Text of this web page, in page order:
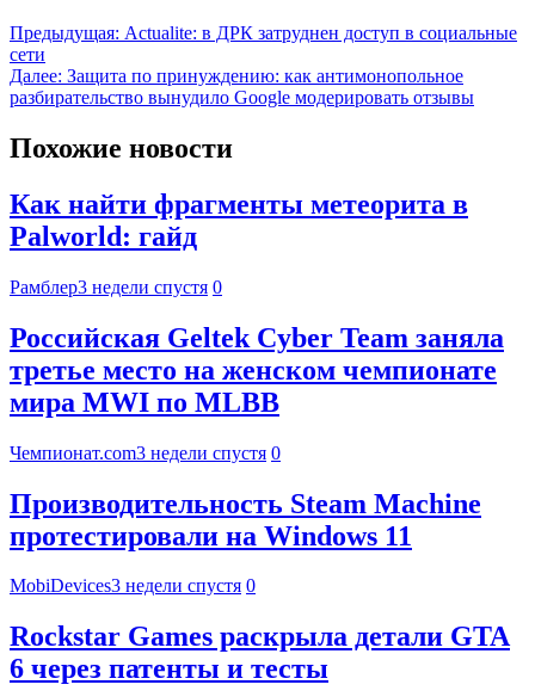
Предыдущая: Actualite: в ДРК затруднен доступ в социальные
сети
Далее: Защита по принуждению: как антимонопольное
разбирательство вынудило Google модерировать отзывы
Похожие новости
Как найти фрагменты метеорита в
Palworld: гайд
Рамблер3 недели спустя 0
Российская Geltek Cyber Team заняла
третье место на женском чемпионате
мира MWI по MLBB
Чемпионат.com3 недели спустя 0
Производительность Steam Machine
протестировали на Windows 11
MobiDevices3 недели спустя 0
Rockstar Games раскрыла детали GTA
6 через патенты и тесты